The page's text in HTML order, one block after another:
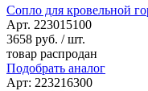
Сопло для кровельной
Арт. 223015100
3658 руб. / шт.
товар распродан
Подобрать аналог
Арт: 223216300